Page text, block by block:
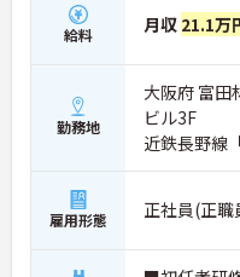
給料 月収 21.1万
勤務地
大阪府 富田
ビル3F
近鉄長野線
雇用形態 正社員(正職